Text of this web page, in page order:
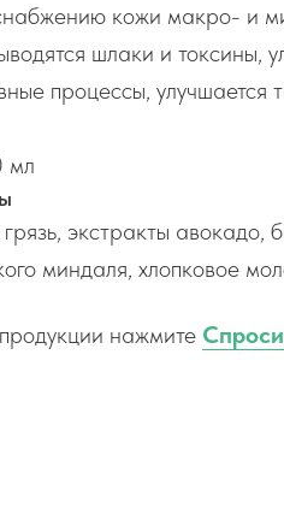
кожи макро- и
шлаки и токсины,
процессы, улучшается
мл
экстракты
миндаля, хлопковое
нажмите